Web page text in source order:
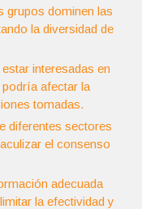
grupos dominen las
la diversidad de
interesadas en
afectar la
tomadas.
diferentes sectores
el consenso
adecuada
la efectividad y